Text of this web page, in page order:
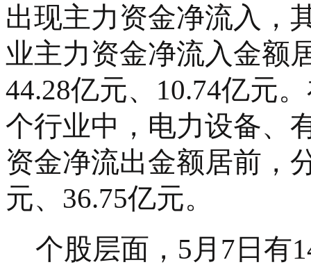
出现主力资金净流入，
业主力资金净流入金额
44.28亿元、10.74亿元
个行业中，电力设备、
资金净流出金额居前，
元、36.75亿元。
个股层面， 5月7日有